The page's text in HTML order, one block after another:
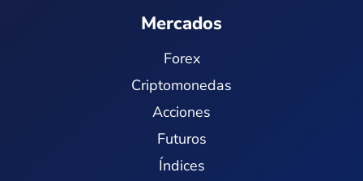
Mercados
Forex
Criptomonedas
Acciones
Futuros
Índices